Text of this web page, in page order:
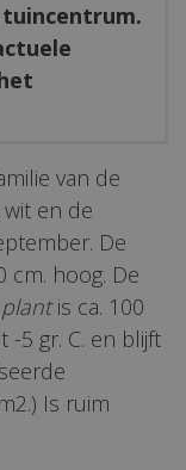
van de
en de
De
cm. hoog. De
is ca. 100
5 gr. C. en blijft
Is ruim